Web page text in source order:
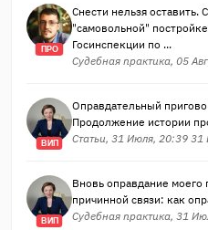
ПРО
Снести нельзя
"самовольной"
Госинспекции по ...
Судебная практика, 05
ВИП
Оправдательный
Продолжение истории
Статьи, 31 Июля, 20:39
ВИП
Вновь оправдание моего
причинной связи: как
Судебная практика, 31